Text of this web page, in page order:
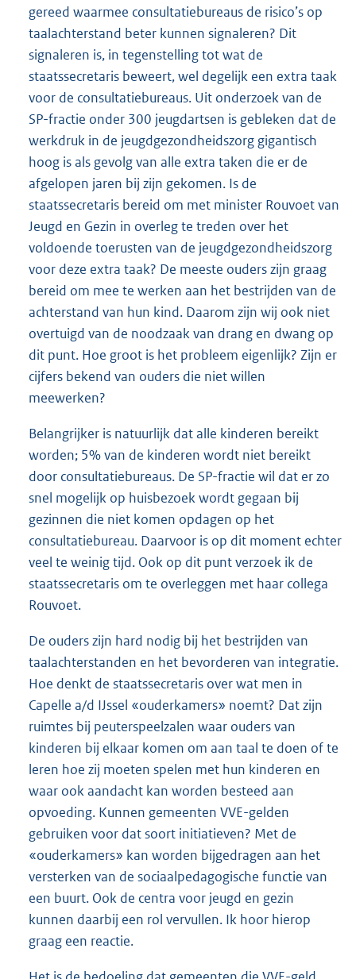
gereed waarmee consultatiebureaus de risico’s op
taalachterstand beter kunnen signaleren? Dit
signaleren is, in tegenstelling tot wat de
staatssecretaris beweert, wel degelijk een extra taak
voor de consultatiebureaus. Uit onderzoek van de
SP-fractie onder 300 jeugdartsen is gebleken dat de
werkdruk in de jeugdgezondheidszorg gigantisch
hoog is als gevolg van alle extra taken die er de
afgelopen jaren bij zijn gekomen. Is de
staatssecretaris bereid om met minister Rouvoet van
Jeugd en Gezin in overleg te treden over het
voldoende toerusten van de jeugdgezondheidszorg
voor deze extra taak? De meeste ouders zijn graag
bereid om mee te werken aan het bestrijden van de
achterstand van hun kind. Daarom zijn wij ook niet
overtuigd van de noodzaak van drang en dwang op
dit punt. Hoe groot is het probleem eigenlijk? Zijn er
cijfers bekend van ouders die niet willen
meewerken?
Belangrijker is natuurlijk dat alle kinderen bereikt
worden; 5% van de kinderen wordt niet bereikt
door consultatiebureaus. De SP-fractie wil dat er zo
snel mogelijk op huisbezoek wordt gegaan bij
gezinnen die niet komen opdagen op het
consultatiebureau. Daarvoor is op dit moment echter
veel te weinig tijd. Ook op dit punt verzoek ik de
staatssecretaris om te overleggen met haar collega
Rouvoet.
De ouders zijn hard nodig bij het bestrijden van
taalachterstanden en het bevorderen van integratie.
Hoe denkt de staatssecretaris over wat men in
Capelle a/d IJssel «ouderkamers» noemt? Dat zijn
ruimtes bij peuterspeelzalen waar ouders van
kinderen bij elkaar komen om aan taal te doen of te
leren hoe zij moeten spelen met hun kinderen en
waar ook aandacht kan worden besteed aan
opvoeding. Kunnen gemeenten VVE-gelden
gebruiken voor dat soort initiatieven? Met de
«ouderkamers» kan worden bijgedragen aan het
versterken van de sociaalpedagogische functie van
een buurt. Ook de centra voor jeugd en gezin
kunnen daarbij een rol vervullen. Ik hoor hierop
graag een reactie.